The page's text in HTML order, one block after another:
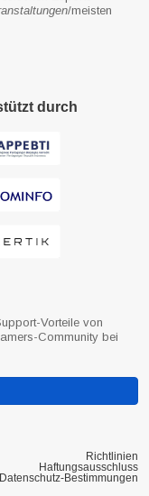
/meisten
durch
Vorteile von
Community bei
Richtlinien
Haftungsausschluss
Datenschutz-Bestimmungen